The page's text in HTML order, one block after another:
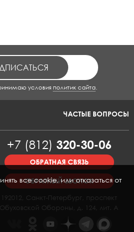
условия политик сайта.
ЧАСТЫЕ ВОПРОСЫ
+7 (812) 320-30-06
ОБРАТНАЯ СВЯЗЬ
ОБРАТНЫЙ ЗВОНОК
192012, Санкт-Петербург, проспект
Обуховской Обороны, д. 124, лит. А
все cookie, или отказаться от